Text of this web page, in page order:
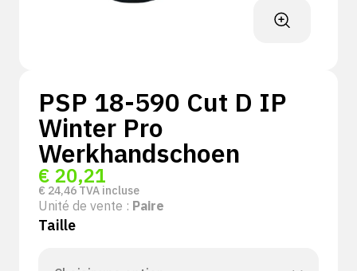
PSP 18-590 Cut D IP
Winter Pro
Werkhandschoen
€ 20,21
€ 24,46 TVA incluse
Unité de vente : Paire
Taille